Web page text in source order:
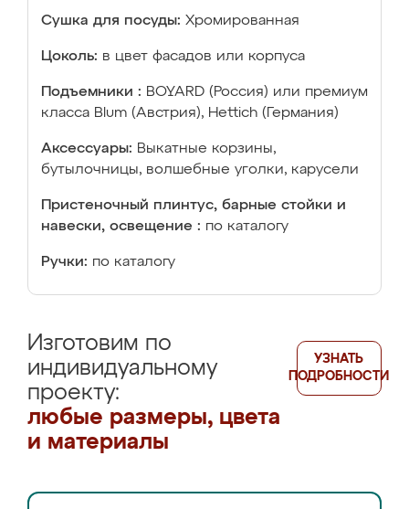
Сушка для посуды: Хромированная
Цоколь: в цвет фасадов или корпуса
Подъемники : BOYARD (Россия) или премиум
класса Blum (Австрия), Hettich (Германия)
Аксессуары: Выкатные корзины,
бутылочницы, волшебные уголки, карусели
Пристеночный плинтус, барные стойки и
навески, освещение : по каталогу
Ручки: по каталогу
Изготовим по
индивидуальному
проекту:
любые размеры, цвета
и материалы
УЗНАТЬ
ПОДРОБНОСТИ